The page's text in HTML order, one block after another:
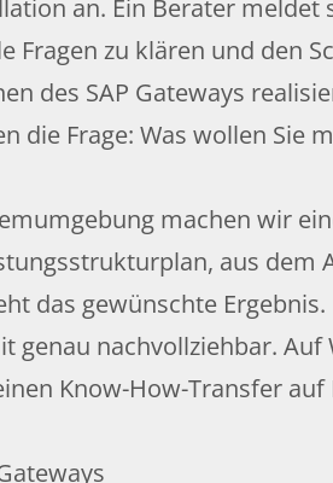
an. Ein Berater meldet
Fragen zu klären und den
des SAP Gateways
Frage: Was wollen Sie
machen wir
aus dem
das gewünschte
genau nachvollziehbar. Auf
Know-How-Transfer